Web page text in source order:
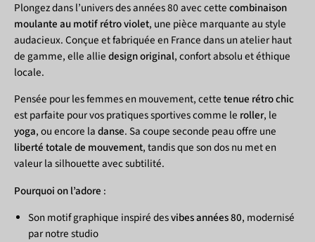
Plongez dans l’univers des années 80 avec cettecombinaison
moulante au motif rétro violet, une pièce marquante au style
audacieux. Conçue et fabriquée en France dans un atelier haut
de gamme, elle alliedesign original, confort absolu et éthique
locale.
Pensée pour les femmes en mouvement, cettetenue rétro chic
est parfaite pour vos pratiques sportives comme le roller, le
yoga, ou encore ladanse. Sa coupe seconde peau offre une
liberté totale de mouvement, tandis que son dos nu met en
valeur la silhouette avec subtilité.
Pourquoi on l’adore :
Son motif graphique inspiré desvibes années 80, modernisé
par notre studio